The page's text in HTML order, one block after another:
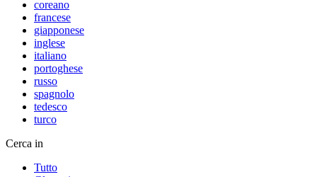
coreano
francese
giapponese
inglese
italiano
portoghese
russo
spagnolo
tedesco
turco
Cerca in
Tutto